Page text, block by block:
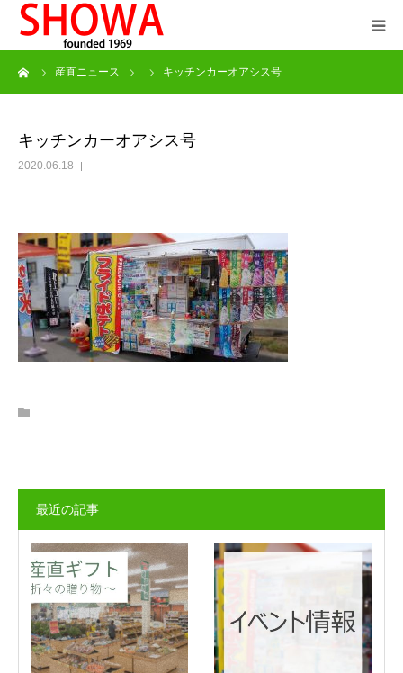
産直ニュース キッチンカーオアシス号
キッチンカーオアシス号
2020.06.18
最近の記事
TOP
インフォメーション
お問合わせ
産直ネットショップ